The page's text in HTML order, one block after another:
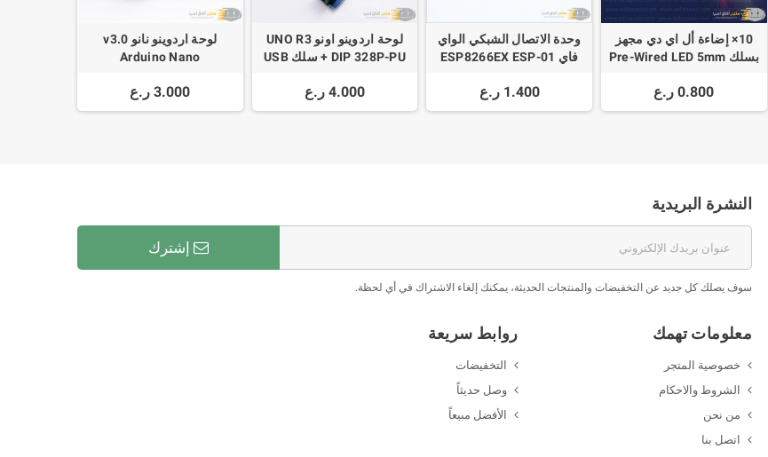
10× إضاءة أل اي دي مجهز
بسلك Pre-Wired LED 5mm
0.800 ر.ع
وحدة الاتصال الشبكي الواي
فاي ESP8266EX ESP-01
1.400 ر.ع
لوحة اردوينو اونو UNO R3
DIP 328P-PU + سلك USB
4.000 ر.ع
لوحة اردوينو نانو v3.0
Arduino Nano
3.000 ر.ع
النشرة البريدية
إشترك
سوف يصلك كل جديد عن التخفيضات والمنتجات الحديثة، يمكنك إلغاء الاشتراك في أي لحظة.
معلومات تهمك
خصوصية المتجر
الشروط والاحكام
من نحن
اتصل بنا
روابط سريعة
التخفيضات
وصل حديثاً
الأفضل مبيعاً